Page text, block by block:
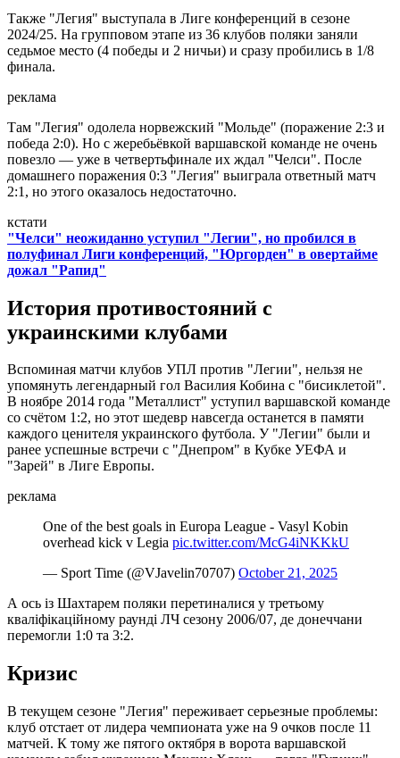
Также "Легия" выступала в Лиге конференций в сезоне
2024/25. На групповом этапе из 36 клубов поляки заняли
седьмое место (4 победы и 2 ничьи) и сразу пробились в 1/8
финала.
реклама
Там "Легия" одолела норвежский "Мольде" (поражение 2:3 и
победа 2:0). Но с жеребьёвкой варшавской команде не очень
повезло — уже в четвертьфинале их ждал "Челси". После
домашнего поражения 0:3 "Легия" выиграла ответный матч
2:1, но этого оказалось недостаточно.
кстати
"Челси" неожиданно уступил "Легии", но пробился в
полуфинал Лиги конференций, "Юргорден" в овертайме
дожал "Рапид"
История противостояний с
украинскими клубами
Вспоминая матчи клубов УПЛ против "Легии", нельзя не
упомянуть легендарный гол Василия Кобина с "бисиклетой".
В ноябре 2014 года "Металлист" уступил варшавской команде
со счётом 1:2, но этот шедевр навсегда останется в памяти
каждого ценителя украинского футбола. У "Легии" были и
ранее успешные встречи с "Днепром" в Кубке УЕФА и
"Зарей" в Лиге Европы.
реклама
One of the best goals in Europa League - Vasyl Kobin
overhead kick v Legia pic.twitter.com/McG4iNKKkU
— Sport Time (@VJavelin70707) October 21, 2025
А ось із Шахтарем поляки перетиналися у третьому
кваліфікаційному раунді ЛЧ сезону 2006/07, де донеччани
перемогли 1:0 та 3:2.
Кризис
В текущем сезоне "Легия" переживает серьезные проблемы:
клуб отстает от лидера чемпионата уже на 9 очков после 11
матчей. К тому же пятого октября в ворота варшавской